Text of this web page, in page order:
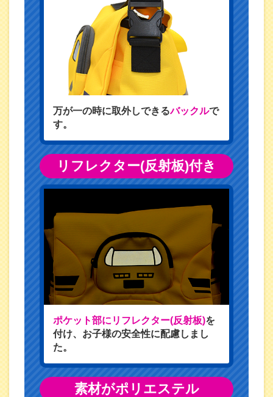
万が一の時に取外しできるバックルで
す。
リフレクター(反射板)付き
ポケット部にリフレクター(反射板)を
付け、お子様の安全性に配慮しまし
た。
素材がポリエステル